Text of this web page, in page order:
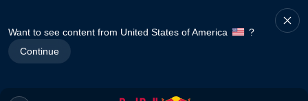
Want to see content from United States of America
?
Continue